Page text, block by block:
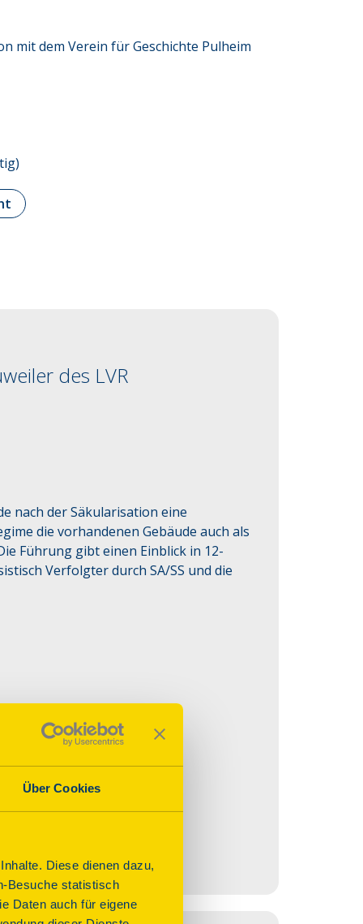
Über Cookies
Diese dienen dazu,
Besuche statistisch
Daten auch für eigene
mit dem Verein für Geschichte Pulheim
des LVR
nach der Säkularisation eine
die vorhandenen Gebäude auch als
Führung gibt einen Einblick in 12-
Verfolgter durch SA/SS und die